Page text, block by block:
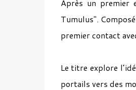
Après un premier
Tumulus".
premier contact
Le titre explore
portails vers des